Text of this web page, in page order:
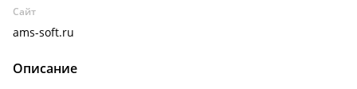
Сайт
ams-soft.ru
Описание